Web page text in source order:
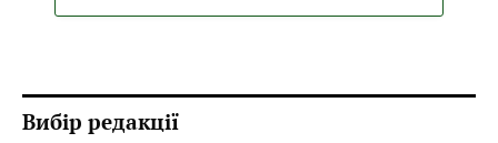
Вибір редакції